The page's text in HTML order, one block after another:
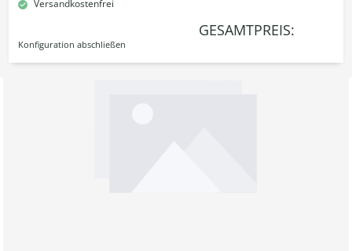
Versandkostenfrei
GESAMTPREIS:
Konfiguration abschließen